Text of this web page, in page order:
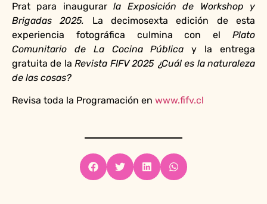
Prat para inaugurarla Exposición de Workshop y
Brigadas 2025. La decimosexta edición de esta
experiencia fotográfica culmina con el Plato
Comunitario de La Cocina Pública y la entrega
gratuita de laRevista FIFV 2025 ¿Cuál es la naturaleza
de las cosas?
Revisa toda la Programación en www.fifv.cl